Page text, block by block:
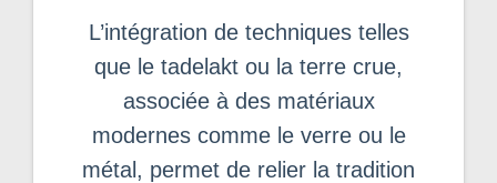
L’intégration de techniques telles
que le tadelakt ou la terre crue,
associée à des matériaux
modernes comme le verre ou le
métal, permet de relier la tradition